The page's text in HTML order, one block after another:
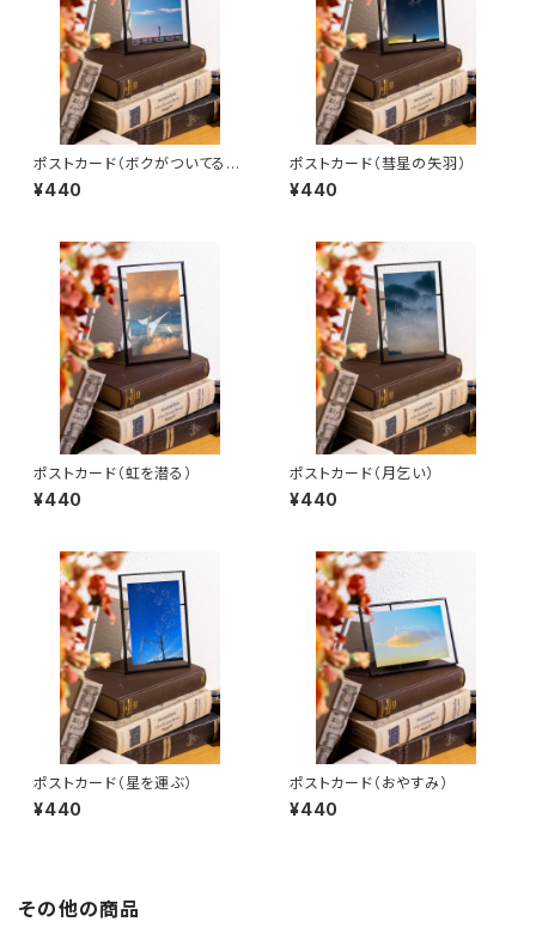
ポストカード（ボクがついてるか
ら）
¥440
ポストカード（彗星の矢羽）
¥440
ポストカード（虹を潜る）
¥440
ポストカード（月乞い）
¥440
ポストカード（星を運ぶ）
¥440
ポストカード（おやすみ）
¥440
その他の商品